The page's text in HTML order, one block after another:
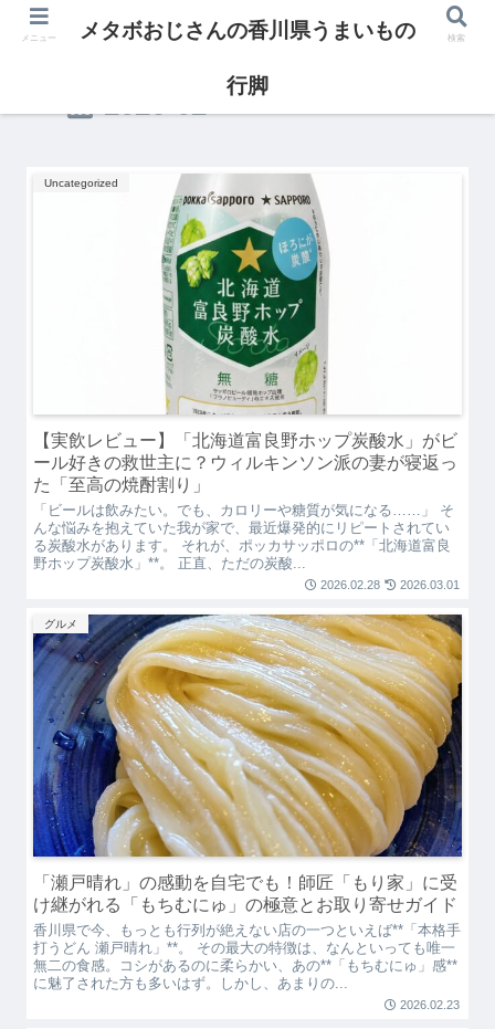
2026-02
Uncategorized
【実飲レビュー】「北海道富良野ホップ炭酸水」がビ
ール好きの救世主に？ウィルキンソン派の妻が寝返っ
た「至高の焼酎割り」
「ビールは飲みたい。でも、カロリーや糖質が気になる……」 そ
んな悩みを抱えていた我が家で、最近爆発的にリピートされてい
る炭酸水があります。 それが、ポッカサッポロの**「北海道富良
野ホップ炭酸水」**。 正直、ただの炭酸...
2026.02.28 2026.03.01
グルメ
「瀬戸晴れ」の感動を自宅でも！師匠「もり家」に受
け継がれる「もちむにゅ」の極意とお取り寄せガイド
香川県で今、もっとも行列が絶えない店の一つといえば**「本格手
打うどん 瀬戸晴れ」**。 その最大の特徴は、なんといっても唯一
無二の食感。コシがあるのに柔らかい、あの**「もちむにゅ」感**
に魅了された方も多いはず。しかし、あまりの...
2026.02.23
メニュー メタボおじさんの香川県うまいもの
行脚
検索